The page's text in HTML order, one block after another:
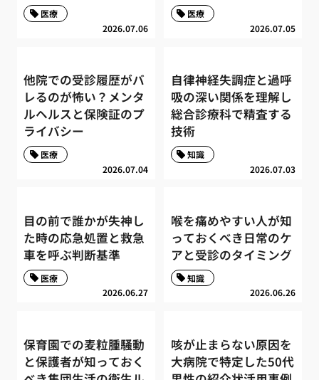
2026.07.06
医療
2026.07.05
医療
他院での受診履歴がバ
レるのが怖い？メンタ
ルヘルスと保険証のプ
ライバシー
2026.07.04
医療
自律神経失調症と過呼
吸の深い関係を理解し
総合診療科で精査する
技術
2026.07.03
知識
目の前で誰かが失神し
た時の応急処置と救急
車を呼ぶ判断基準
2026.06.27
医療
喉を痛めやすい人が知
っておくべき日常のケ
アと受診のタイミング
2026.06.26
知識
保育園での麦粒腫騒動
と保護者が知っておく
咳が止まらない原因を
大病院で特定した50代